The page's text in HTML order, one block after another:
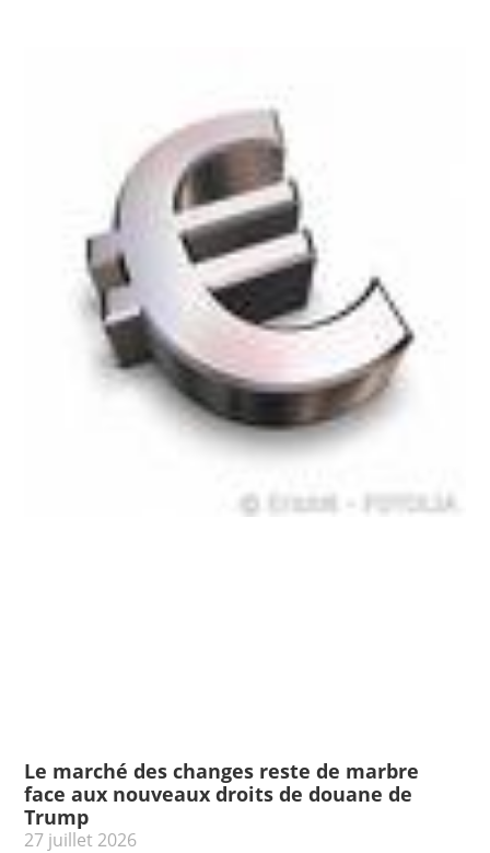
Le marché des changes reste de marbre
face aux nouveaux droits de douane de
Trump
27 juillet 2026